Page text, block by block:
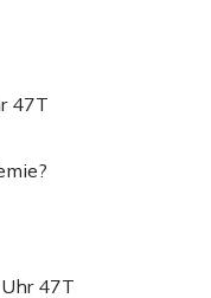
47T
47T